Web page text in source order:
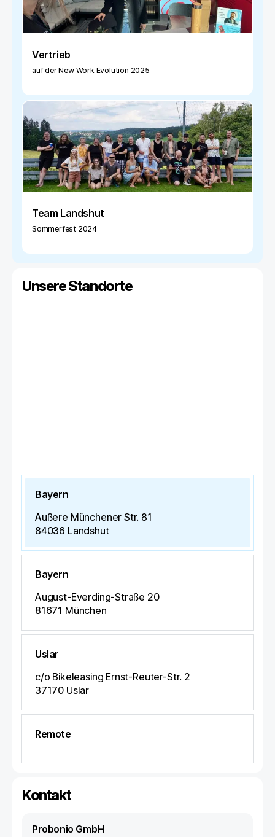
Vertrieb
auf der New Work Evolution 2025
Team Landshut
Sommerfest 2024
Unsere Standorte
Bayern
Äußere Münchener Str. 81
84036 Landshut
Bayern
August-Everding-Straße 20
81671 München
Uslar
c/o Bikeleasing Ernst-Reuter-Str. 2
37170 Uslar
Remote
Kontakt
Probonio GmbH